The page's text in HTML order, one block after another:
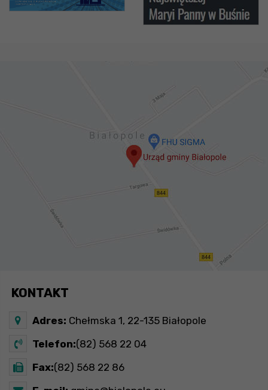
KONTAKT
Adres: Chełmska 1, 22-135 Białopole
Telefon:(82) 568 22 04
Fax:(82) 568 22 86